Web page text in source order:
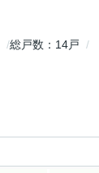
総戸数
14戸